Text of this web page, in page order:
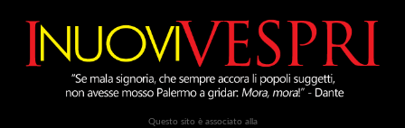
Questo sito è associato alla